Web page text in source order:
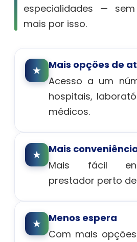
especialidades —
mais por isso.
★
Mais opções de
Acesso a um
hospitais,
médicos.
★
Mais
Mais fácil
prestador perto
★
Menos espera
Com mais